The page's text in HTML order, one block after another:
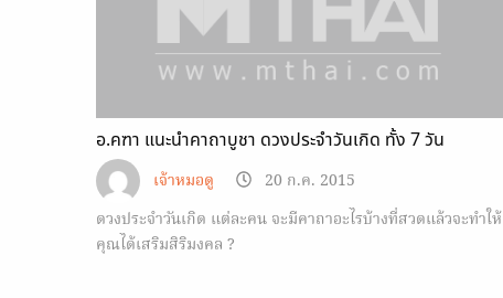
อ.คฑา แนะนำคาถาบูชา ดวงประจำวันเกิด ทั้ง 7 วัน
เจ้าหมอดู
20 ก.ค. 2015
ดวงประจำวันเกิด แต่ละคน จะมีคาถาอะไรบ้างที่สวดแล้วจะทำให้
คุณได้เสริมสิริมงคล ?